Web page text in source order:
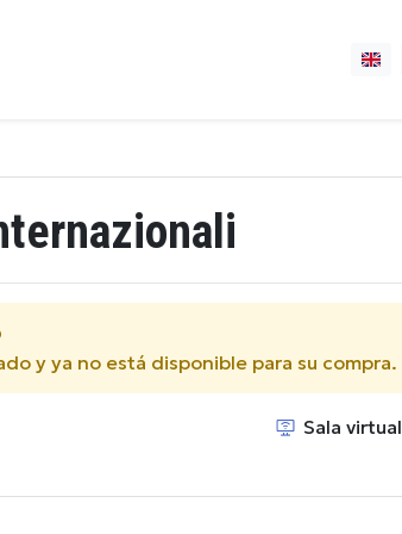
y ya no está disponible para su compra.
Sala virtual